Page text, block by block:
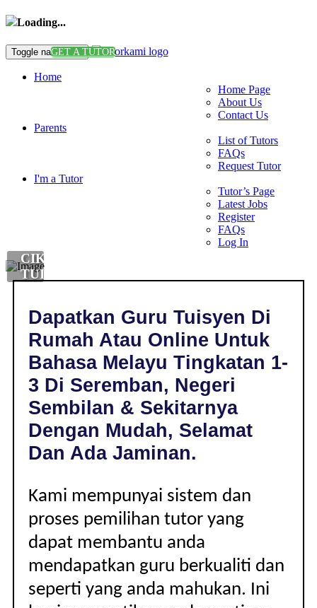
Loading...
Toggle navigationGET A TUTOR
Home
Home Page
About Us
Contact Us
Parents
List of Tutors
FAQs
Request Tutor
I'm a Tutor
Tutor’s Page
Latest Jobs
Register
FAQs
Log In
CIKGU
TUISYEN
DI
SEREMBAN,
NEGERI
SEMBILAN
TINGKATAN
1-
Dapatkan Guru Tuisyen Di
Rumah Atau Online Untuk
Bahasa Melayu Tingkatan 1-
3 Di Seremban, Negeri
Sembilan & Sekitarnya
Dengan Mudah, Selamat
Dan Ada Jaminan.
Kami mempunyai sistem dan
proses pemilihan tutor yang
dapat membantu anda
mendapatkan guru berkualiti dan
seperti yang anda mahukan. Ini